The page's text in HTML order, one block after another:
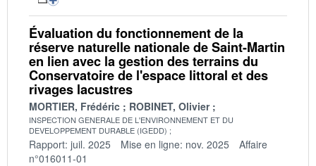
Évaluation du fonctionnement de la
réserve naturelle nationale de Saint-Martin
en lien avec la gestion des terrains du
Conservatoire de l'espace littoral et des
rivages lacustres
MORTIER, Frédéric ROBINET, Olivier
INSPECTION GENERALE DE L'ENVIRONNEMENT ET DU
DEVELOPPEMENT DURABLE (IGEDD)
Rapport: juil. 2025 Mise en ligne: nov. 2025
Affaire
n°016011-01